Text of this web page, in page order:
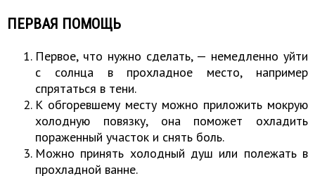
ПЕРВАЯ ПОМОЩЬ
Первое, что нужно сделать, — немедленно уйти
с солнца в прохладное место, например
спрятаться в тени.
К обгоревшему месту можно приложить мокрую
холодную повязку, она поможет охладить
пораженный участок и снять боль.
Можно принять холодный душ или полежать в
прохладной ванне.